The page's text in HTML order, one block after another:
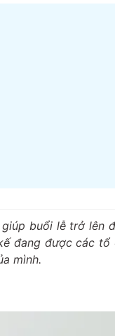
buổi lễ trở lên
đang được các tổ
mình.